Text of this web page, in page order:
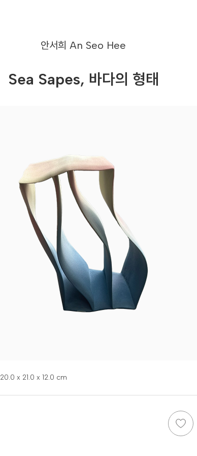
안서희 An Seo Hee
Sea Sapes, 바다의 형태
20.0 x 21.0 x 12.0 cm